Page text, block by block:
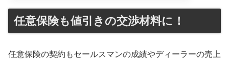
任意保険も値引きの交渉材料に！
任意保険の契約もセールスマンの成績やディーラーの売上